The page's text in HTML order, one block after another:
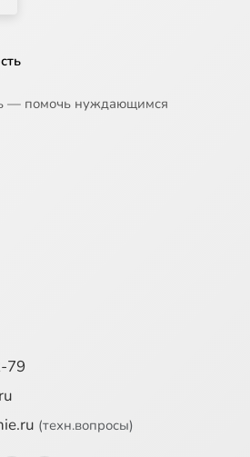
— помочь нуждающимся
79
(техн.вопросы)